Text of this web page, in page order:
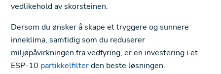
vedlikehold av skorsteinen.
Dersom du ønsker å skape et tryggere og sunnere
inneklima, samtidig som du reduserer
miljøpåvirkningen fra vedfyring, er en investering i et
ESP-10 partikkelfilterden beste løsningen.